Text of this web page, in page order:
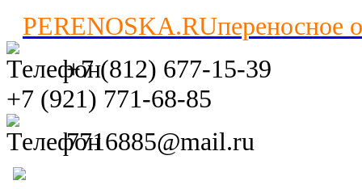
PERENOSKA.RUпереносное
+7 (812) 677-15-39
+7 (921) 771-68-85
7716885@mail.ru